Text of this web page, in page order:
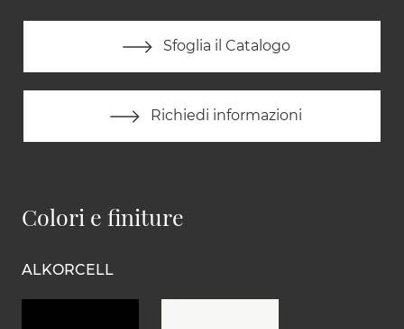
Sfoglia il Catalogo
Richiedi informazioni
Colori e finiture
ALKORCELL